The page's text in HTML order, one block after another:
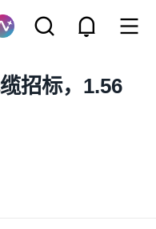
招标，1.56